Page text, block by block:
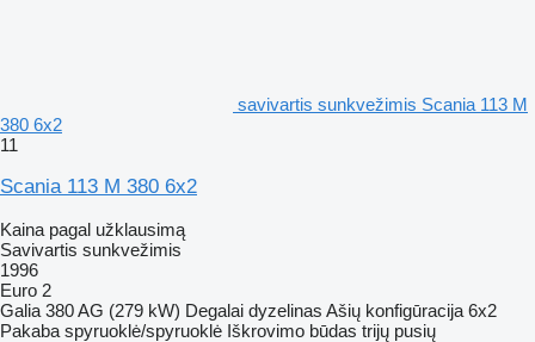
savivartis sunkvežimis Scania 113 M
380 6x2
11
Scania 113 M 380 6x2
Kaina pagal užklausimą
Savivartis sunkvežimis
1996
Euro 2
Galia 380 AG (279 kW) Degalai dyzelinas Ašių konfigūracija 6x2
Pakaba spyruoklė/spyruoklė Iškrovimo būdas trijų pusių